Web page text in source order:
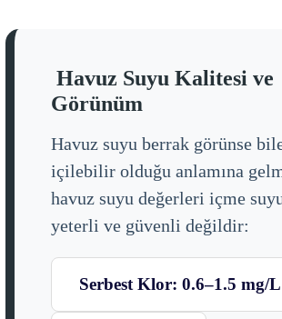
Havuz Suyu Kalitesi ve
Görünüm
Havuz suyu berrak görünse
içilebilir olduğu anlamına
havuz suyu değerleri içme
yeterli ve güvenli değildir:
Serbest Klor: 0.6–1.5 mg/L